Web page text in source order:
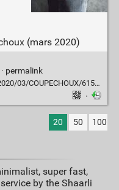
(mars 2020)
permalink
03/COUPECHOUX/61506
·
20 50 100
super fast,
by the Shaarli